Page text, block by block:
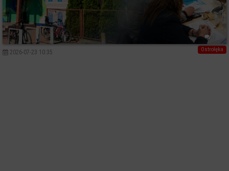
Ostrołęka
2026-07-23 10:35